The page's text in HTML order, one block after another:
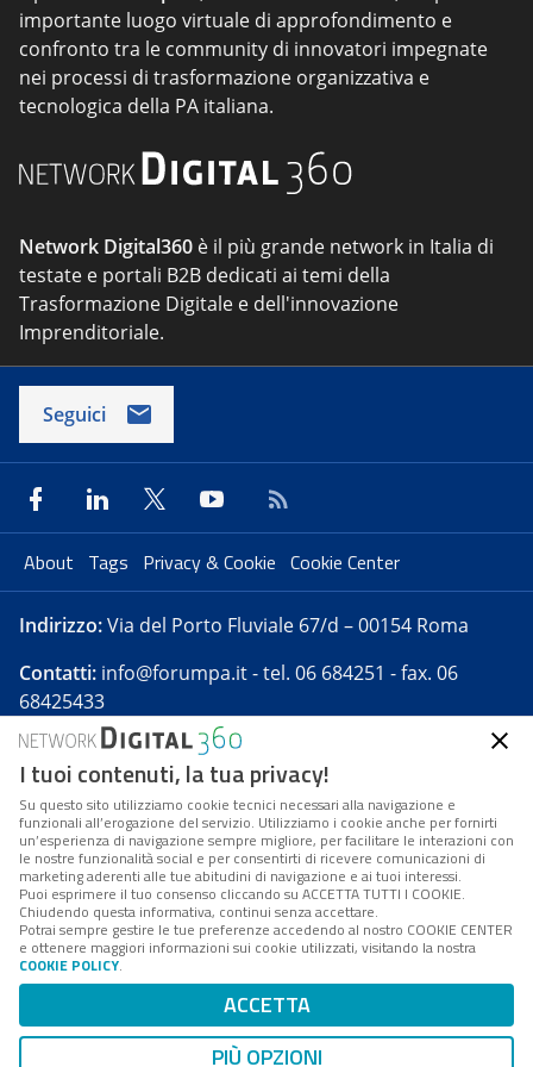
importante luogo virtuale di approfondimento e
confronto tra le community di innovatori impegnate
nei processi di trasformazione organizzativa e
tecnologica della PA italiana.
Network Digital360 è il più grande network in Italia di
testate e portali B2B dedicati ai temi della
Trasformazione Digitale e dell'innovazione
Imprenditoriale.
Seguici
About Tags Privacy & Cookie Cookie Center
Indirizzo:Via del Porto Fluviale 67/d – 00154 Roma
Contatti: info@forumpa.it- tel. 06 684251 - fax. 06
68425433
Forumpa.itè una pubblicazione telematica iscritta
presso Registro della stampa del Tribunale di Roma -
Reg. n. 182 del 2 maggio 2008 - Direttore resp. Michela
Stentella
FPA s.r.l. è società soggetta a Direzione e
Coordinamento da parte di Digital360 S.p.A. - FPA s.r.l.
è un'azienda certificata per il sistema di management
Codice Fiscale/Partita IVA n. 10693191008 - R.E.A. Roma
n. 1249791. ISP AWS
Mappa del sito
I tuoi contenuti, la tua privacy!
Su questo sito utilizziamo cookie tecnici necessari alla navigazione e
funzionali all’erogazione del servizio. Utilizziamo i cookie anche per fornirti
un’esperienza di navigazione sempre migliore, per facilitare le interazioni con
le nostre funzionalità social e per consentirti di ricevere comunicazioni di
marketing aderenti alle tue abitudini di navigazione e ai tuoi interessi.
Puoi esprimere il tuo consenso cliccando su ACCETTA TUTTI I COOKIE.
Chiudendo questa informativa, continui senza accettare.
Potrai sempre gestire le tue preferenze accedendo al nostro COOKIE CENTER
e ottenere maggiori informazioni sui cookie utilizzati, visitando la nostra
COOKIE POLICY.
ACCETTA
PIÙ OPZIONI